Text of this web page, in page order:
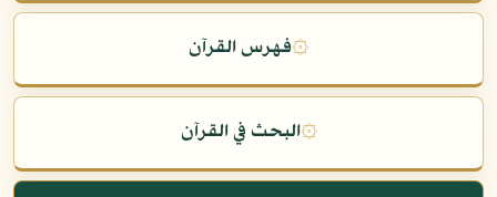
۞فهرس القرآن
۞البحث في القرآن